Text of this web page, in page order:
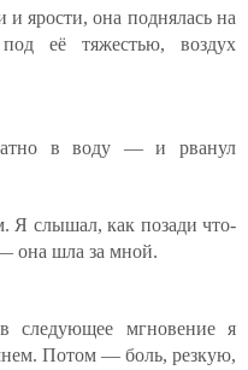
ярости, она поднялась на
её тяжестью, воздух
в воду — и рванул
Я слышал, как позади что-
она шла за мной.
следующее мгновение я
Потом — боль, резкую,